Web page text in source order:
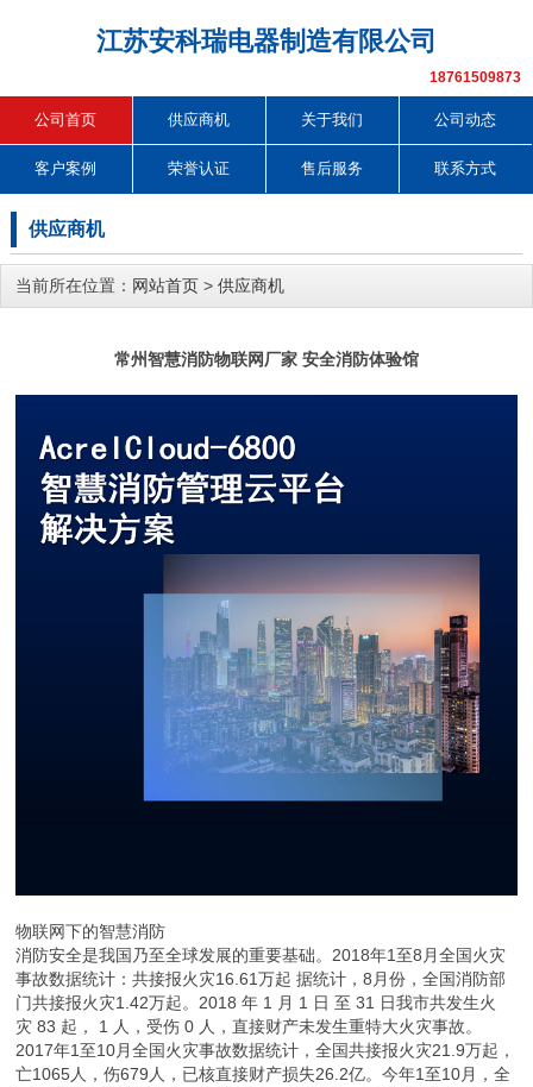
江苏安科瑞电器制造有限公司
18761509873
公司首页 供应商机 关于我们 公司动态
客户案例 荣誉认证 售后服务 联系方式
供应商机
当前所在位置： 网站首页 > 供应商机
常州智慧消防物联网厂家 安全消防体验馆
物联网下的智慧消防
消防安全是我国乃至全球发展的重要基础。2018年1至8月全国火灾
事故数据统计：共接报火灾16.61万起 据统计，8月份，全国消防部
门共接报火灾1.42万起。2018 年 1 月 1 日 至 31 日我市共发生火
灾 83 起， 1 人，受伤 0 人，直接财产未发生重特大火灾事故。
2017年1至10月全国火灾事故数据统计，全国共接报火灾21.9万起，
亡1065人，伤679人，已核直接财产损失26.2亿。今年1至10月，全